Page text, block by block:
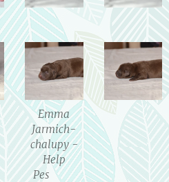
Emma
Jarmich-
chalupy -
Help
Pes♥️♥️